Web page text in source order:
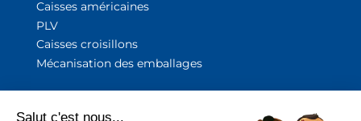
Caisses américaines
PLV
Caisses croisillons
Mécanisation des emballages